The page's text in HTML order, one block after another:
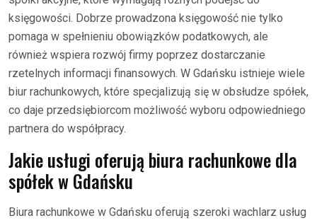
księgowości. Dobrze prowadzona księgowość nie tylko
pomaga w spełnieniu obowiązków podatkowych, ale
również wspiera rozwój firmy poprzez dostarczanie
rzetelnych informacji finansowych. W Gdańsku istnieje wiele
biur rachunkowych, które specjalizują się w obsłudze spółek,
co daje przedsiębiorcom możliwość wyboru odpowiedniego
partnera do współpracy.
Jakie usługi oferują biura rachunkowe dla
spółek w Gdańsku
Biura rachunkowe w Gdańsku oferują szeroki wachlarz usług